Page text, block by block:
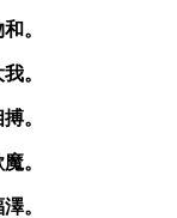
。
。
。
。
。